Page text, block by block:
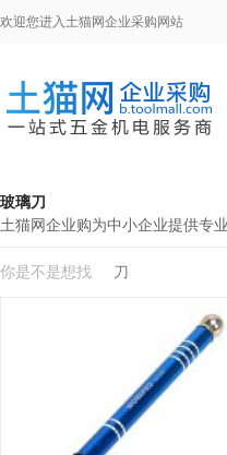
欢迎您进入土猫网企业采购网站
玻璃刀
土猫网企业购为中小企业提供专
你是不是想找 刀